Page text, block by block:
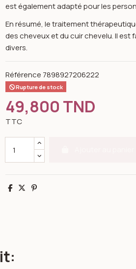
image gallery for Cadiveu Traitement
est également adapté pour les
En résumé, le traitement
des cheveux et du cuir chevelu. Il
divers.
Référence 7898927206222
Rupture de stock
49,800 TND
TTC
Partager
TweetPinterest